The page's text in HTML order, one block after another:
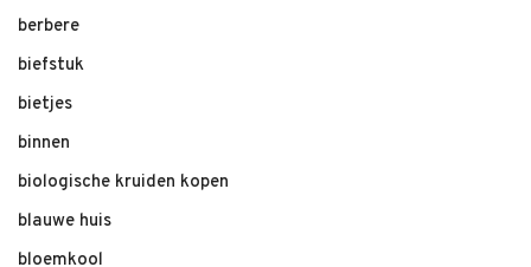
berbere
biefstuk
bietjes
binnen
biologische kruiden kopen
blauwe huis
bloemkool